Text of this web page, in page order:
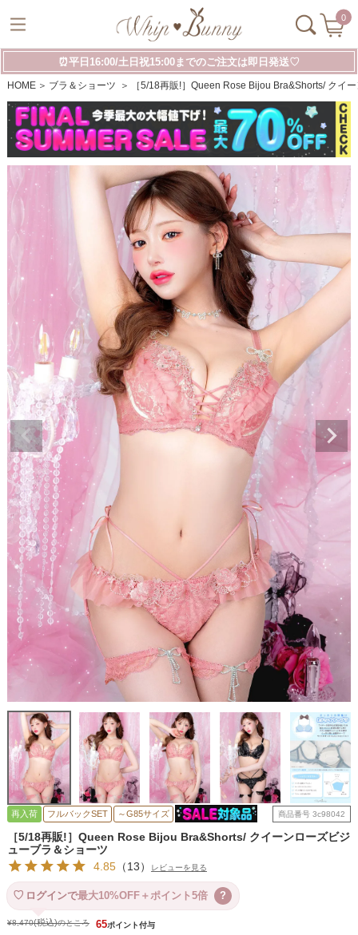
0
⏰平日16:00/土日祝15:00までのご注文は即日発送♡
HOME ブラ＆ショーツ ［5/18再販!］Queen Rose Bijou Bra&Shorts/ クイ
再入荷 フルバックSET ～G85サイズ 商品番号 3c98042
［5/18再販!］Queen Rose Bijou Bra&Shorts/ クイーンローズビジ
ューブラ＆ショーツ
4.85（13） レビューを見る
ログインで最大10%OFF＋ポイント5倍 ?
¥8,470 のところ 65